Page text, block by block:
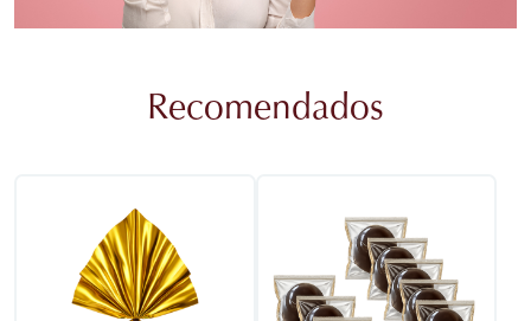
Recomendados